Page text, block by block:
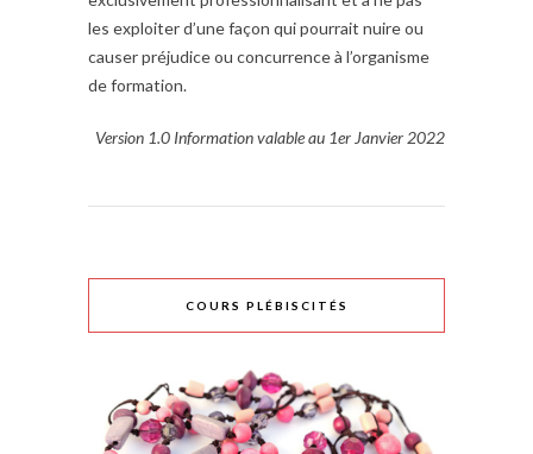
les exploiter d’une façon qui pourrait nuire ou
causer préjudice ou concurrence à l’organisme
de formation.
Version 1.0 Information valable au 1er Janvier 2022
COURS PLÉBISCITÉS